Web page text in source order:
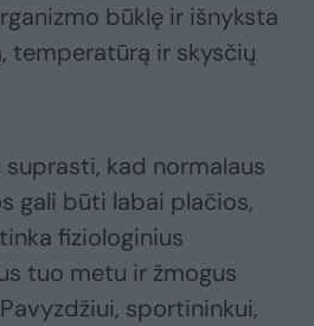
būklę ir išnyksta
temperatūrą ir skysčių
kad normalaus
gali būti labai plačios,
fiziologinius
tuo metu ir žmogus
sportininkui,